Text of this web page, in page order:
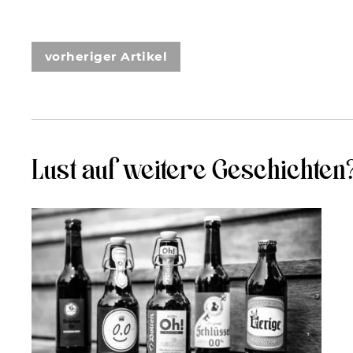
vorheriger Artikel
Lust auf weitere